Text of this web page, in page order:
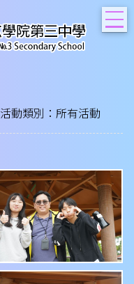
活動類別：所有活動